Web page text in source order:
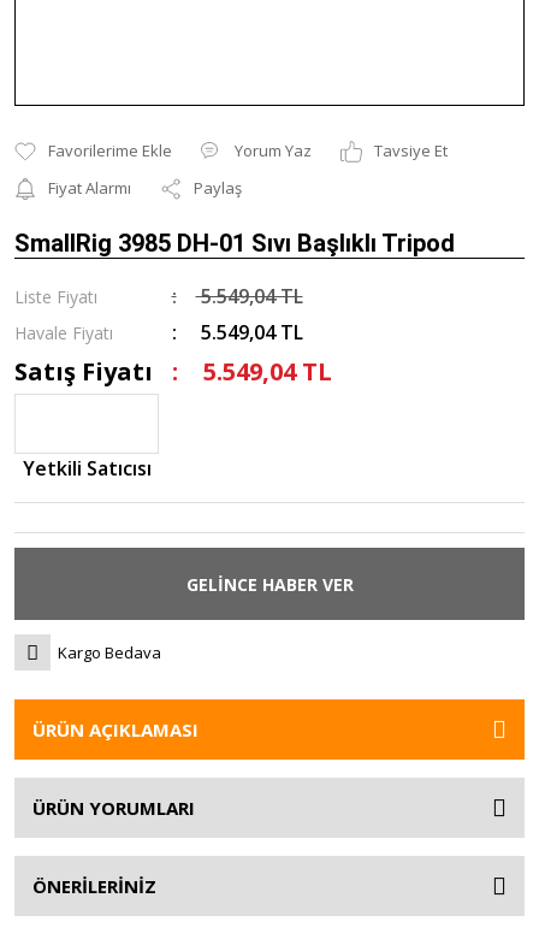
Yorum Yaz
Tavsiye Et
Fiyat Alarmı
Paylaş
SmallRig 3985 DH-01 Sıvı Başlıklı Tripod
Liste Fiyatı 5.549,04 TL
Havale Fiyatı 5.549,04 TL
Satış Fiyatı 5.549,04 TL
Yetkili Satıcısı
GELİNCE HABER VER
Kargo Bedava
ÜRÜN AÇIKLAMASI
ÜRÜN YORUMLARI
ÖNERİLERİNİZ